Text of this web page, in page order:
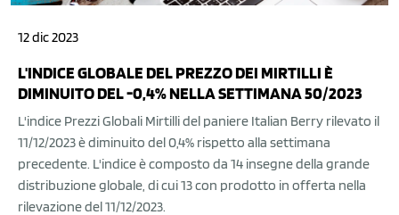
12 dic 2023
L'INDICE GLOBALE DEL PREZZO DEI MIRTILLI È
DIMINUITO DEL -0,4% NELLA SETTIMANA 50/2023
L'indice Prezzi Globali Mirtilli del paniere Italian Berry rilevato il
11/12/2023 è diminuito del 0,4% rispetto alla settimana
precedente. L'indice è composto da 14 insegne della grande
distribuzione globale, di cui 13 con prodotto in offerta nella
rilevazione del 11/12/2023.